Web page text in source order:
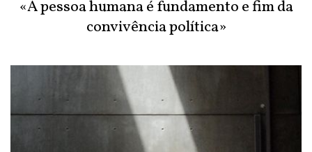
«A pessoa humana é fundamento e fim da
convivência política»